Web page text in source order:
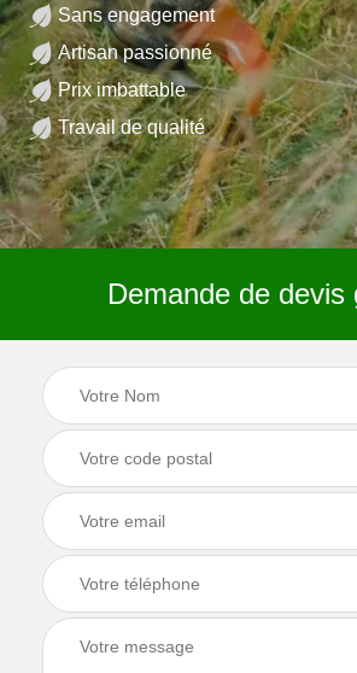
Sans engagement
Artisan passionné
Prix imbattable
Travail de qualité
Demande de devis